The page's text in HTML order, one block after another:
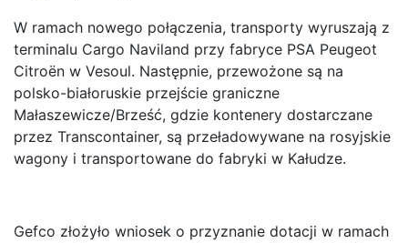
W ramach nowego połączenia, transporty wyruszają z
terminalu Cargo Naviland przy fabryce PSA Peugeot
Citroën w Vesoul. Następnie, przewożone są na
polsko-białoruskie przejście graniczne
Małaszewicze/Brześć, gdzie kontenery dostarczane
przez Transcontainer, są przeładowywane na rosyjskie
wagony i transportowane do fabryki w Kałudze.
Gefco złożyło wniosek o przyznanie dotacji w ramach